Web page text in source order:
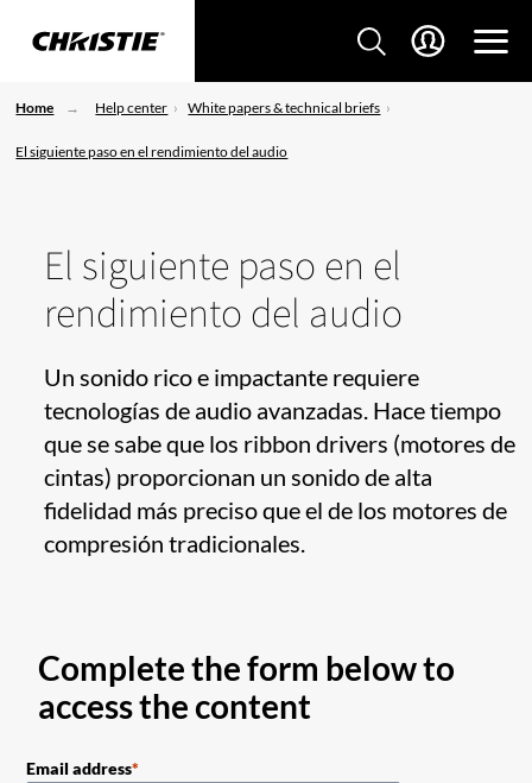
Home Help center White papers & technical briefs
El siguiente paso en el rendimiento del audio
El siguiente paso en el
rendimiento del audio
Un sonido rico e impactante requiere
tecnologías de audio avanzadas. Hace tiempo
que se sabe que los ribbon drivers (motores de
cintas) proporcionan un sonido de alta
fidelidad más preciso que el de los motores de
compresión tradicionales.
Complete the form below to
access the content
Email address